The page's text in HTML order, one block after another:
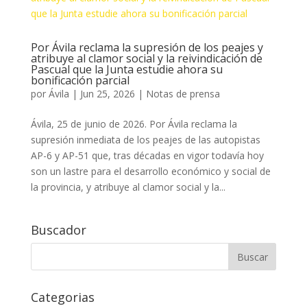
Por Ávila reclama la supresión de los peajes y
atribuye al clamor social y la reivindicación de
Pascual que la Junta estudie ahora su
bonificación parcial
por Ávila | Jun 25, 2026 | Notas de prensa
Ávila, 25 de junio de 2026. Por Ávila reclama la
supresión inmediata de los peajes de las autopistas
AP-6 y AP-51 que, tras décadas en vigor todavía hoy
son un lastre para el desarrollo económico y social de
la provincia, y atribuye al clamor social y la...
Buscador
Buscar:
Categorias